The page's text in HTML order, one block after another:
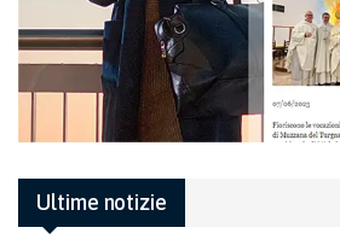
Ultime notizie